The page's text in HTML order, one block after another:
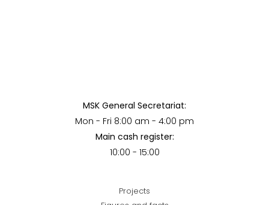
MSK General Secretariat:
Mon - Fri 8:00 am - 4:00 pm
Main cash register:
10:00 - 15:00
Projects